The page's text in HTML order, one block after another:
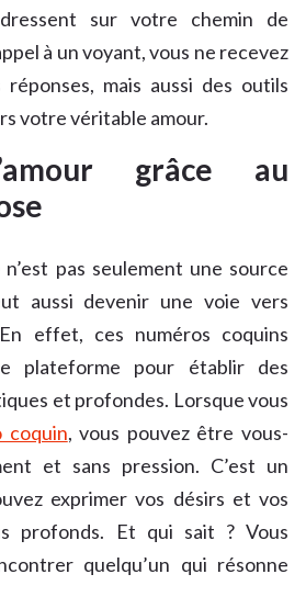
sur votre chemin de
à un voyant, vous ne recevez
mais aussi des outils
votre véritable amour.
grâce au
n’est pas seulement une source
aussi devenir une voie vers
effet, ces numéros coquins
plateforme pour établir des
et profondes. Lorsque vous
coquin, vous pouvez être vous-
et sans pression. C’est un
exprimer vos désirs et vos
profonds. Et qui sait ? Vous
quelqu’un qui résonne